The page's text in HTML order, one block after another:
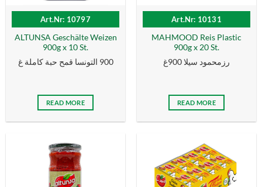
Art.Nr: 10797
ALTUNSA Geschälte Weizen
900g x 10 St.
900 التونسا قمح حبة كاملة غ
READ MORE
Art.Nr: 10131
MAHMOOD Reis Plastic
900g x 20 St.
رزمحمود سيلا 900غ
READ MORE